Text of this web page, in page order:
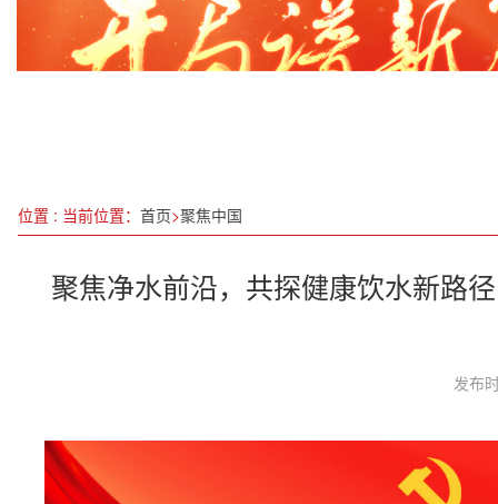
两部门紧急调拨的中央救灾物资已全部运抵山西灾
《中国报道》
位置 : 当前位置： 首页>聚焦中国
聚焦净水前沿，共探健康饮水新路
发布